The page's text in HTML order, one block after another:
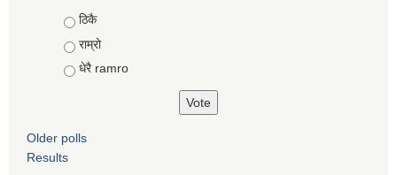
Choices
ठिकै
राम्रो
धेरै ramro
Older polls
Results